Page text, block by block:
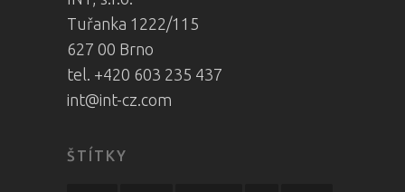
Tuřanka 1222/115
627 00 Brno
tel. +420 603 235 437
int@int-cz.com
ŠTÍTKY